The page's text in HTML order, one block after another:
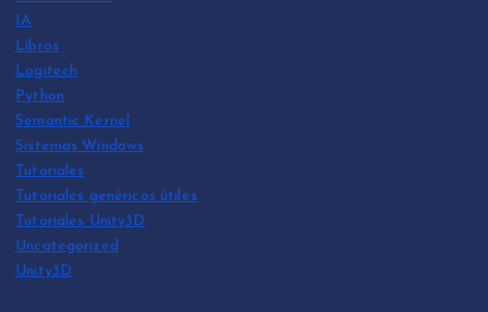
IA
Libros
Logitech
Python
Semantic Kernel
Sistemas Windows
Tutoriales
Tutoriales genéricos útiles
Tutoriales Unity3D
Uncategorized
Unity3D